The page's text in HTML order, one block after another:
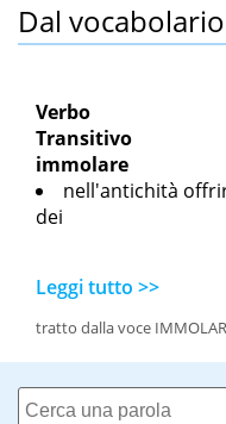
Dal
Verbo
Transitivo
immolare
nell'antichità
dei
Leggi tutto >>
tratto dalla voce